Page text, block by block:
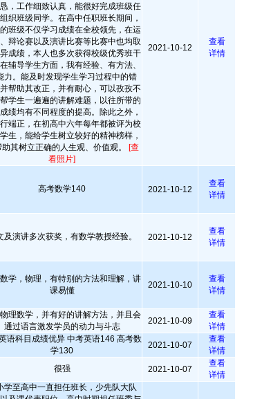
，工作细致认真，能很好完成班级任
织班级同学。在高中任职班长期间，
班级不仅学习成绩在全校领先，在运
辩论赛以及演讲比赛等比赛中也均取
成绩，本人也多次获得校级优秀班干
辅导学生方面，我有经验、有方法、
力。能及时发现学生学习过程中的错
帮助其改正，并有耐心，可以孜孜不
学生一遍遍的讲解难题，以往所带的
绩均有不同程度的提高。除此之外，
端正，在初高中六年每年都被评为校
生，能给学生树立较好的精神榜样，
助其树立正确的人生观、价值观。
[查
看照片]
2021-10-12
查看
详情
高考数学140 2021-10-12
查看
详情
及演讲多次获奖，有数学教授经验。 2021-10-12
查看
详情
学，物理，有特别的方法和理解，讲
课易懂
2021-10-10
查看
详情
理数学，并有好的讲解方法，并且会
通过语言激发学员的动力与斗志
2021-10-09
查看
详情
语科目成绩优异 中考英语146 高考数
学130
2021-10-07
查看
详情
很强 2021-10-07
查看
详情
学至高中一直担任班长，少先队大队